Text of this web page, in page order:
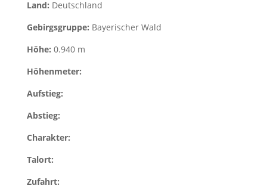
Land: Deutschland
Gebirgsgruppe: Bayerischer Wald
Höhe: 0.940 m
Höhenmeter:
Aufstieg:
Abstieg:
Charakter:
Talort:
Zufahrt: